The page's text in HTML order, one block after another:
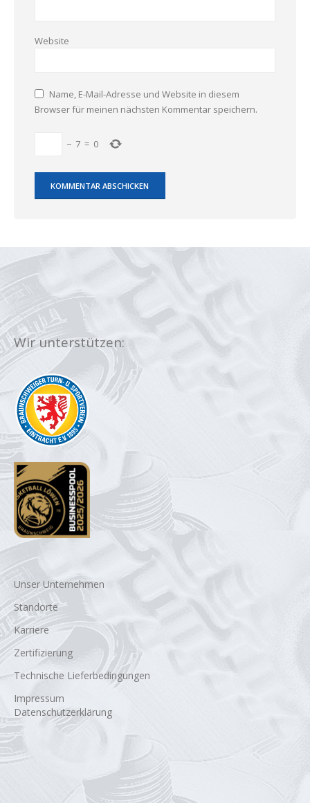
Website
Name, E-Mail-Adresse und Website in diesem
Browser für meinen nächsten Kommentar speichern.
− 7 = 0
Wir unterstützen:
Unser Unternehmen
Standorte
Karriere
Zertifizierung
Technische Lieferbedingungen
Impressum
Datenschutzerklärung